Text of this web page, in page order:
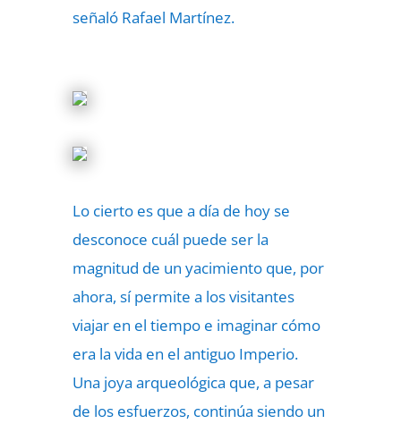
señaló Rafael Martínez.
Lo cierto es que a día de hoy se
desconoce cuál puede ser la
magnitud de un yacimiento que, por
ahora, sí permite a los visitantes
viajar en el tiempo e imaginar cómo
era la vida en el antiguo Imperio.
Una joya arqueológica que, a pesar
de los esfuerzos, continúa siendo un